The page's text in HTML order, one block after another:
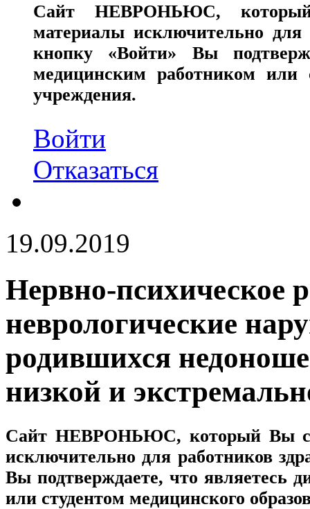
СайтНЕВРОНЬЮС,
материалы исключительно для
кнопку «Войти» Вы
медицинским работником или
учреждения.
Войти
Отказаться
19.09.2019
Нервно-психическое
неврологические
родившихся
низкой и
Сайт НЕВРОНЬЮС, который Вы
исключительно для работников
Вы подтверждаете, что являетесь
или студентом медицинского